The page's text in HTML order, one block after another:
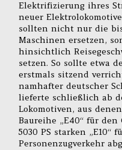
Elektrifizierung ihres
neuer
sollten nicht nur die
Maschinen ersetzen,
hinsichtlich
setzen. So sollte etwa
erstmals sitzend
namhafter deutscher
lieferte schließlich ab
Lokomotiven, aus
Baureihe „E40“ für
5030 PS starken „E10“
Personenzugverkehr